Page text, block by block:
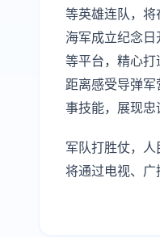
等英雄连队，
海军成立纪念
等平台，精心打
距离感受导弹
事技能，展现忠
军队打胜仗，
将通过电视、广